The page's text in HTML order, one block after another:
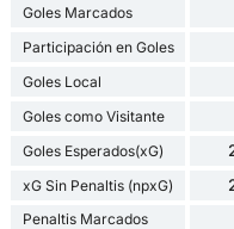
Goles Marcados
Participación en Goles
Goles Local
Goles como Visitante
Goles Esperados(xG)
xG Sin Penaltis (npxG)
Penaltis Marcados